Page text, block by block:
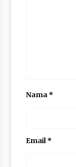
Nama *
Email*